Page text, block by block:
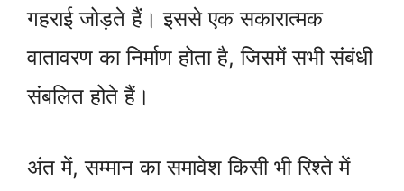
गहराई जोड़ते हैं। इससे एक सकारात्मक
वातावरण का निर्माण होता है, जिसमें सभी संबंधी
संबलित होते हैं।
अंत में, सम्मान का समावेश किसी भी रिश्ते में